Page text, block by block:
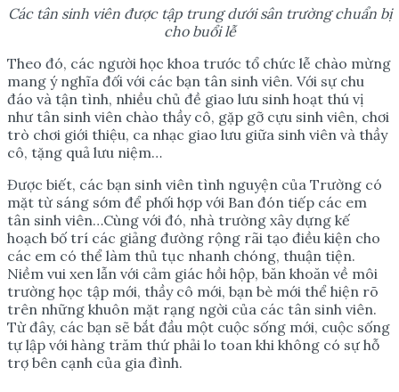
Các tân sinh viên được tập trung dưới sân trường chuẩn bị
cho buổi lễ
Theo đó, các người học khoa trước tổ chức lễ chào mừng
mang ý nghĩa đối với các bạn tân sinh viên. Với sự chu
đáo và tận tình, nhiều chủ đề giao lưu sinh hoạt thú vị
như tân sinh viên chào thầy cô, gặp gỡ cựu sinh viên, chơi
trò chơi giới thiệu, ca nhạc giao lưu giữa sinh viên và thầy
cô, tặng quả lưu niệm…
Được biết, các bạn sinh viên tình nguyện của Trường có
mặt từ sáng sớm để phối hợp với Ban đón tiếp các em
tân sinh viên…Cùng với đó, nhà trường xây dựng kế
hoạch bố trí các giảng đường rộng rãi tạo điều kiện cho
các em có thể làm thủ tục nhanh chóng, thuận tiện.
Niềm vui xen lẫn với cảm giác hồi hộp, băn khoăn về môi
trường học tập mới, thầy cô mới, bạn bè mới thể hiện rõ
trên những khuôn mặt rạng ngời của các tân sinh viên.
Từ đây, các bạn sẽ bắt đầu một cuộc sống mới, cuộc sống
tự lập với hàng trăm thứ phải lo toan khi không có sự hỗ
trợ bên cạnh của gia đình.